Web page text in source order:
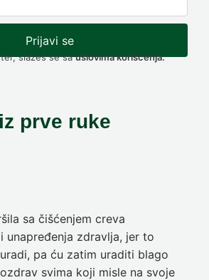
Prijavi se
slažeš se sauslovima korišćenja.
prve ruke
sa čišćenjem creva
unapređenja zdravlja, jer to
pa ću zatim uraditi blago
svima koji misle na svoje